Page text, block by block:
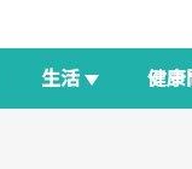
生活 健康